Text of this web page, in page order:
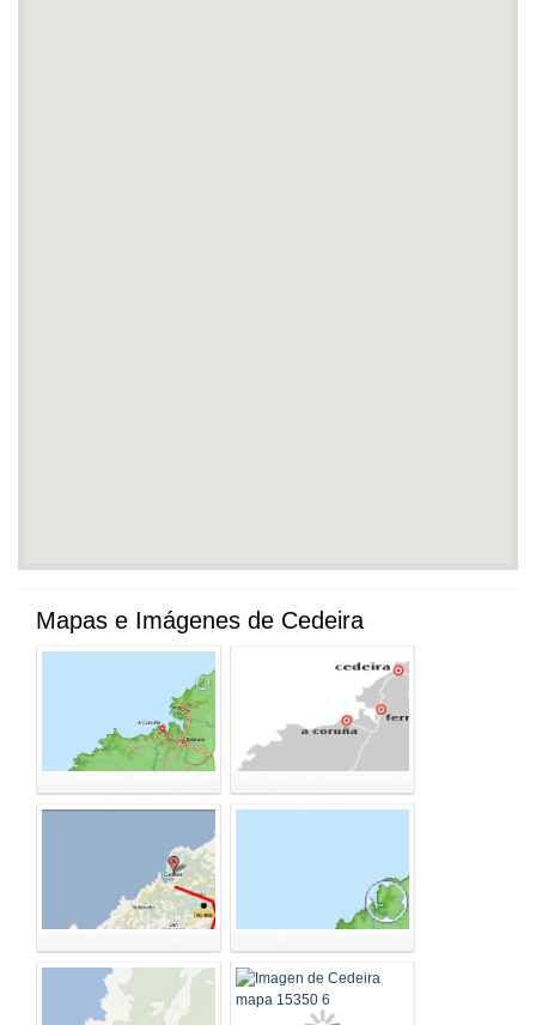
Mapas e Imágenes de Cedeira